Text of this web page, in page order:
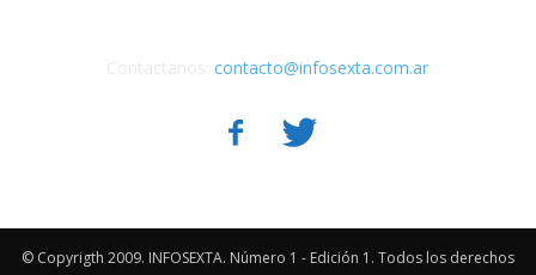
contacto@infosexta.com.ar
© Copyrigth 2009. INFOSEXTA. Número 1 - Edición 1. Todos los derechos